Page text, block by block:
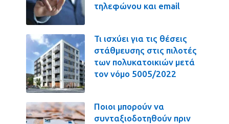
τηλεφώνου και email
Τι ισχύει για τις θέσεις
στάθμευσης στις πιλοτές
των πολυκατοικιών μετά
τον νόμο 5005/2022
Ποιοι μπορούν να
συνταξιοδοτηθούν πριν